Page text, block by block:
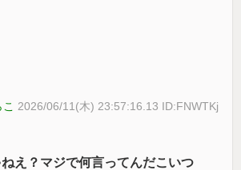
2026/06/11(木) 23:57:16.13 ID:FNWTKj
え？マジで何言ってんだこいつ